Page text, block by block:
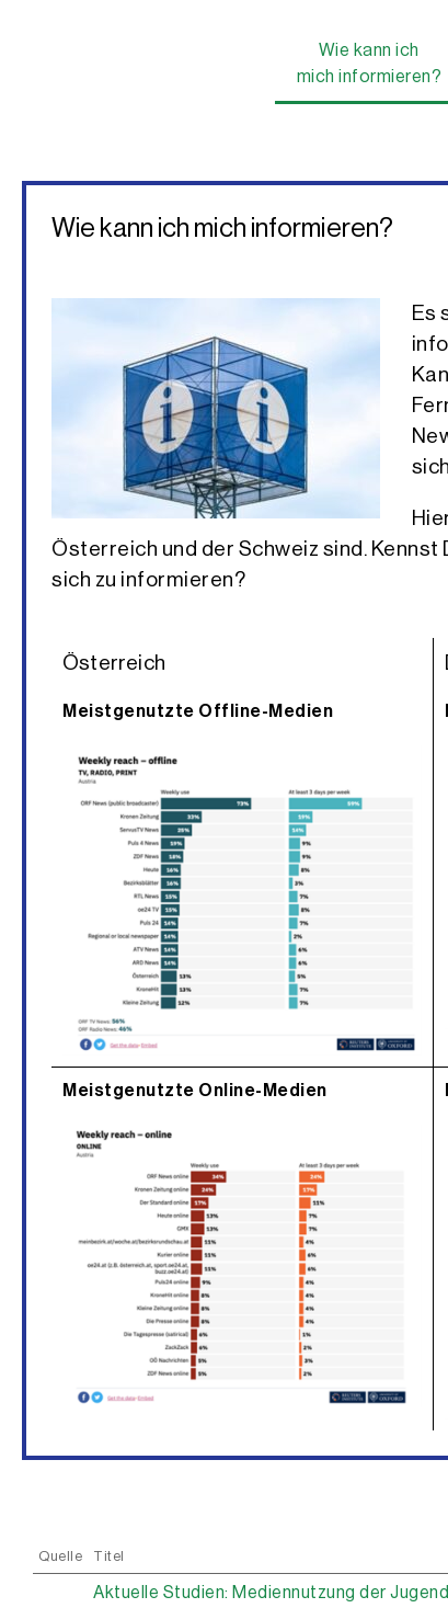
Wie kann ich
mich informieren?
Wie kann ich mich informieren?
Es
Österreich und der Schweiz sind. Kennst
sich zu informieren?
Österreich
Meistgenutzte Offline-Medien
Meistgenutzte Online-Medien
Quelle Titel
Aktuelle Studien: Mediennutzung der Jugend